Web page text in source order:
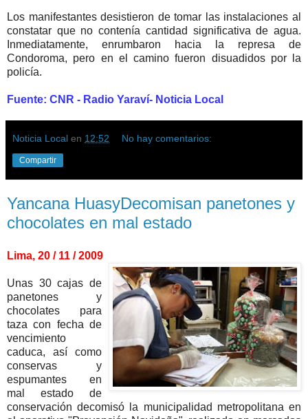
Los manifestantes desistieron de tomar las instalaciones al
constatar que no contenía cantidad significativa de agua.
Inmediatamente, enrumbaron hacia la represa de
Condoroma, pero en el camino fueron disuadidos por la
policía.
Fuente: CNR - Radio Yaraví- Noticia Local
Noticia Local en 12:52 No hay comentarios:
Compartir
Yancana HuasyDecomisan panetones y
chocolates en mal estado
Lima, 20 / 11 / 2009
Unas 30 cajas de
panetones y
chocolates para
taza con fecha de
vencimiento
caduca, así como
conservas y
espumantes en
mal estado de
conservación decomisó la municipalidad metropolitana en